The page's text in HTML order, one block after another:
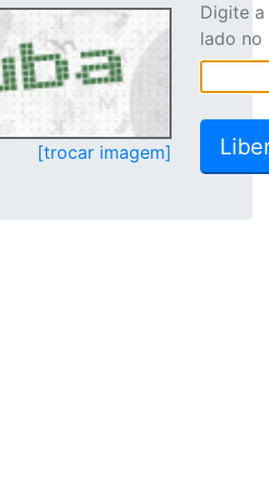
[trocar imagem]
Digite
lado no